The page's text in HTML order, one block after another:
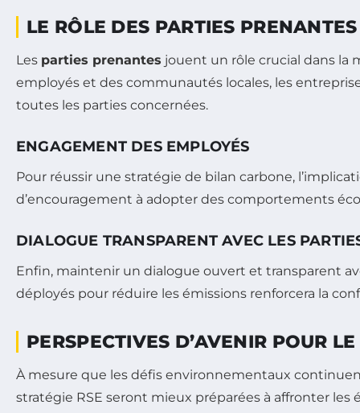
LE RÔLE DES PARTIES
Les parties prenantes jouent un rôle crucial dans la
employés et des communautés locales, les
toutes les parties concernées.
ENGAGEMENT DES EMPLOYÉS
Pour réussir une stratégie de bilan carbone,
d’encouragement à adopter des comportements
DIALOGUE TRANSPARENT AVEC LES
Enfin, maintenir un dialogue ouvert et transparent
déployés pour réduire les émissions renforcera la
PERSPECTIVES D’AVENIR POUR
À mesure que les défis environnementaux
stratégie RSE seront mieux préparées à affronter